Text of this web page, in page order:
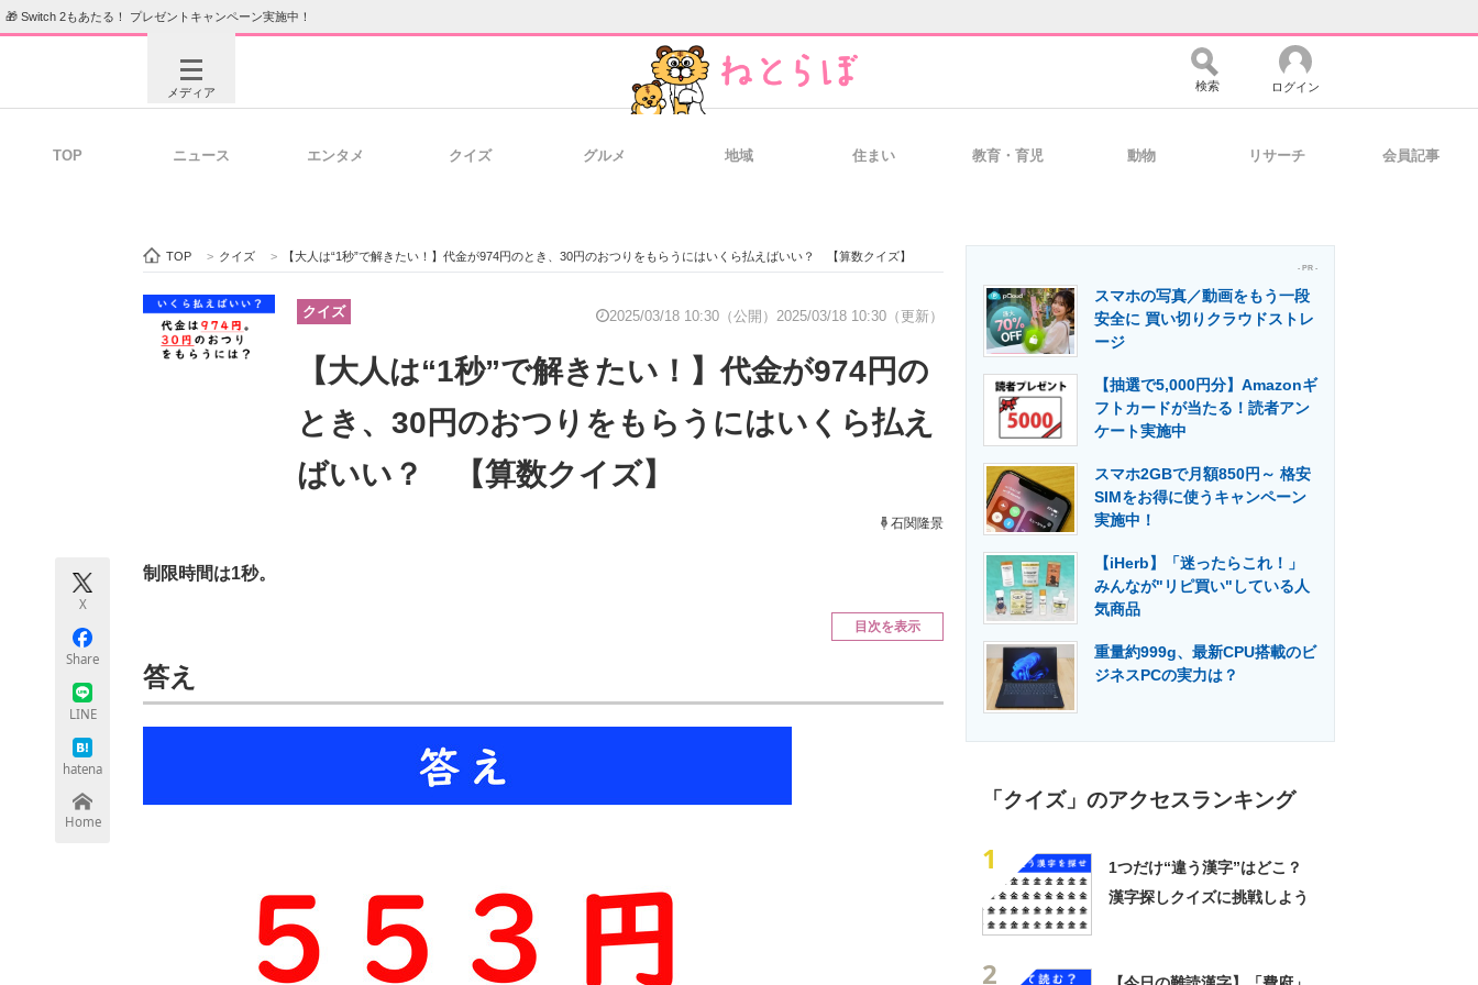
🎁 Switch 2もあたる！ プレゼントキャンペーン実施中！
メディア
ビジネスと働き方のヒント 経営リーダーのコミュニティ マーケ×ITの今がよく分かる
製造業のIT導入・活用を支援
エネルギーの専門メディア 建設×テクノロジーの最前線
検索 ログイン
TOP ニュース エンタメ クイズ グルメ 地域 住まい 教育・育児 動物 リサーチ 会員記事
TOP > クイズ > 【大人は“1秒”で解きたい！】代金が974円のとき、30円のおつりをもらうにはいくら払えばいい？ 【算数クイズ】
クイズ 2025/03/18 10:30（公開） 2025/03/18 10:30（更新）
【大人は“1秒”で解きたい！】代金が974円の
とき、30円のおつりをもらうにはいくら払え
ばいい？ 【算数クイズ】
石関隆景
X
Share
LINE
hatena
Home
制限時間は1秒。
目次を表示
答え
- PR -
スマホの写真／動画をもう一段
安全に 買い切りクラウドストレ
ージ
【抽選で5,000円分】Amazonギ
フトカードが当たる！読者アン
ケート実施中
スマホ2GBで月額850円～ 格安
SIMをお得に使うキャンペーン
実施中！
【iHerb】「迷ったらこれ！」
みんなが"リピ買い"している人
気商品
重量約999g、最新CPU搭載のビ
ジネスPCの実力は？
「クイズ」のアクセスランキング
1
1つだけ“違う漢字”はどこ？
漢字探しクイズに挑戦しよう
2